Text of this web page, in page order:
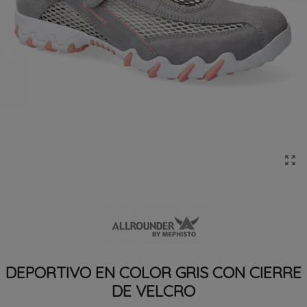
DEPORTIVO EN COLOR GRIS CON CIERRE
DE VELCRO